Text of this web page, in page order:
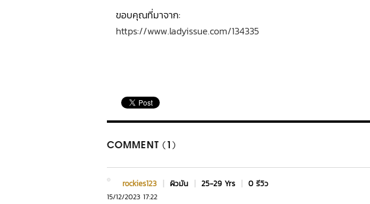
ขอบคุณที่มาจาก:
https://www.ladyissue.com/134335
COMMENT (1)
rockies123 | ผิวมัน | 25-29 Yrs | 0 รีวิว
15/12/2023 17:22